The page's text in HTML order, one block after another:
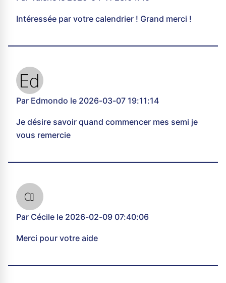
Intéressée par votre calendrier ! Grand merci !
Par Edmondo le 2026-03-07 19:11:14
Je désire savoir quand commencer mes semi je
vous remercie
Par Cécile le 2026-02-09 07:40:06
Merci pour votre aide